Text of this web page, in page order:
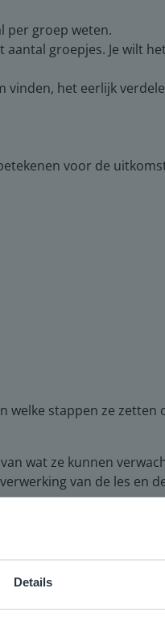
Details
per groep weten.
groepjes. Je wilt
het eerlijk
voor de
stappen ze zetten
wat ze kunnen
van de les en
overeen met je
liever naar de